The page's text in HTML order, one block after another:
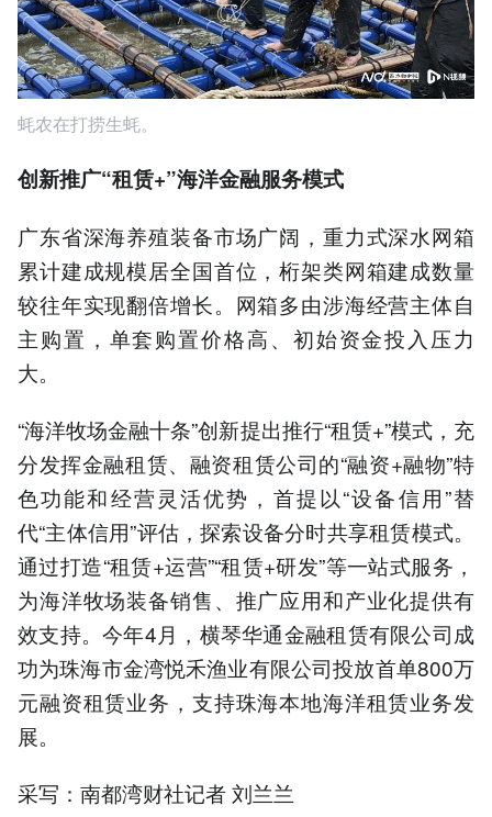
蚝农在打捞生蚝。
创新推广“租赁+”海洋金融服务模式
广东省深海养殖装备市场广阔，重力式深水网箱
累计建成规模居全国首位，桁架类网箱建成数量
较往年实现翻倍增长。网箱多由涉海经营主体自
主购置，单套购置价格高、初始资金投入压力
大。
“海洋牧场金融十条”创新提出推行“租赁+”模式，充
分发挥金融租赁、融资租赁公司的“融资+融物”特
色功能和经营灵活优势，首提以“设备信用”替
代“主体信用”评估，探索设备分时共享租赁模式。
通过打造“租赁+运营”“租赁+研发”等一站式服务，
为海洋牧场装备销售、推广应用和产业化提供有
效支持。今年4月，横琴华通金融租赁有限公司成
功为珠海市金湾悦禾渔业有限公司投放首单800万
元融资租赁业务，支持珠海本地海洋租赁业务发
展。
采写：南都湾财社记者 刘兰兰